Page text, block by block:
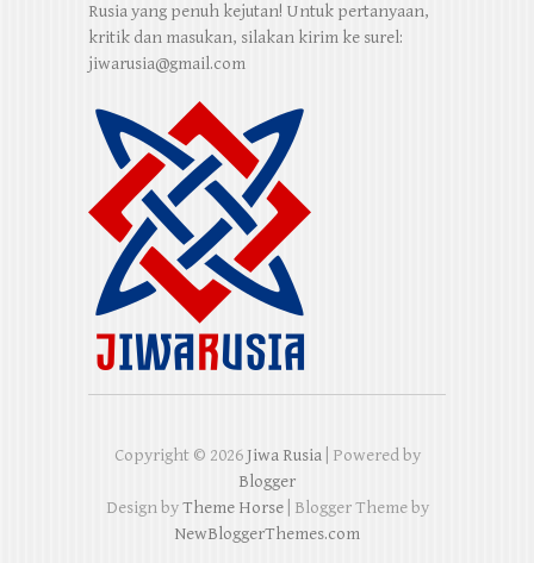
Rusia yang penuh kejutan! Untuk pertanyaan,
kritik dan masukan, silakan kirim ke surel:
jiwarusia@gmail.com
Copyright © 2026Jiwa Rusia| Powered by
Blogger
Design byTheme Horse| Blogger Theme by
NewBloggerThemes.com